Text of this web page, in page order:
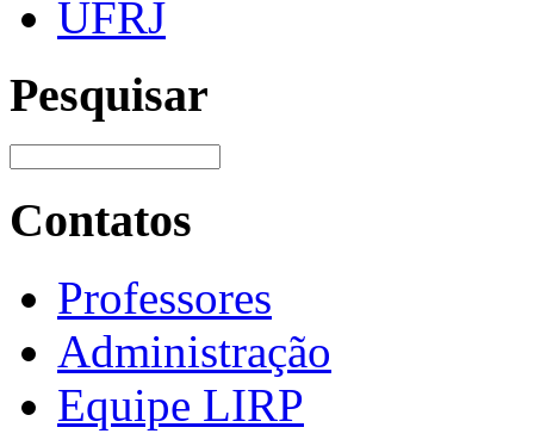
UFRJ
Pesquisar
Contatos
Professores
Administração
Equipe LIRP